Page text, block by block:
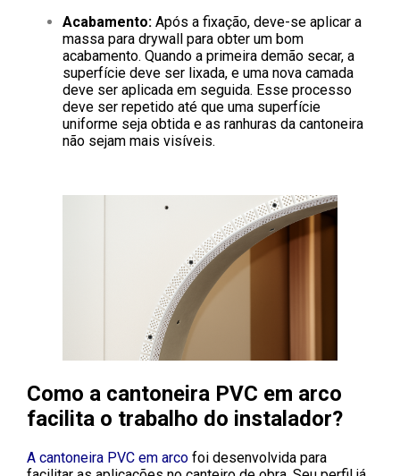
Acabamento: Após a fixação, deve-se aplicar a
massa para drywall para obter um bom
acabamento. Quando a primeira demão secar, a
superfície deve ser lixada, e uma nova camada
deve ser aplicada em seguida. Esse processo
deve ser repetido até que uma superfície
uniforme seja obtida e as ranhuras da cantoneira
não sejam mais visíveis.
Como a cantoneira PVC em arco
facilita o trabalho do instalador?
A cantoneira PVC em arco foi desenvolvida para